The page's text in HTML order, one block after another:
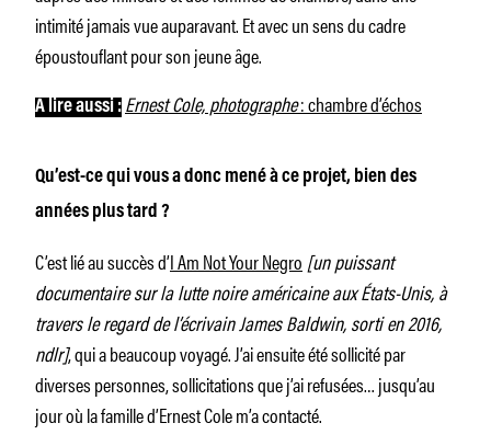
intimité jamais vue auparavant. Et avec un sens du cadre
époustouflant pour son jeune âge.
À lire aussi : Ernest Cole, photographe: chambre d’échos
Qu’est-ce qui vous a donc mené à ce projet, bien des
années plus tard ?
C’est lié au succès d’I Am Not Your Negro [un puissant
documentaire sur la lutte noire américaine aux États-Unis, à
travers le regard de l’écrivain James Baldwin, sorti en 2016,
ndlr], qui a beaucoup voyagé. J’ai ensuite été sollicité par
diverses personnes, sollicitations que j’ai refusées… jusqu’au
jour où la famille d’Ernest Cole m’a contacté.